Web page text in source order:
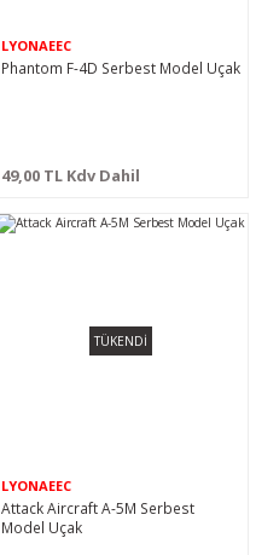
LYONAEEC
Phantom F-4D Serbest Model Uçak
49,00 TL Kdv Dahil
TÜKENDİ
LYONAEEC
Attack Aircraft A-5M Serbest
Model Uçak